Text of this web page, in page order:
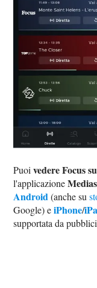
Puoivedere Focus
l'applicazione
Android(anche su
Google) eiPhone/
supportata da